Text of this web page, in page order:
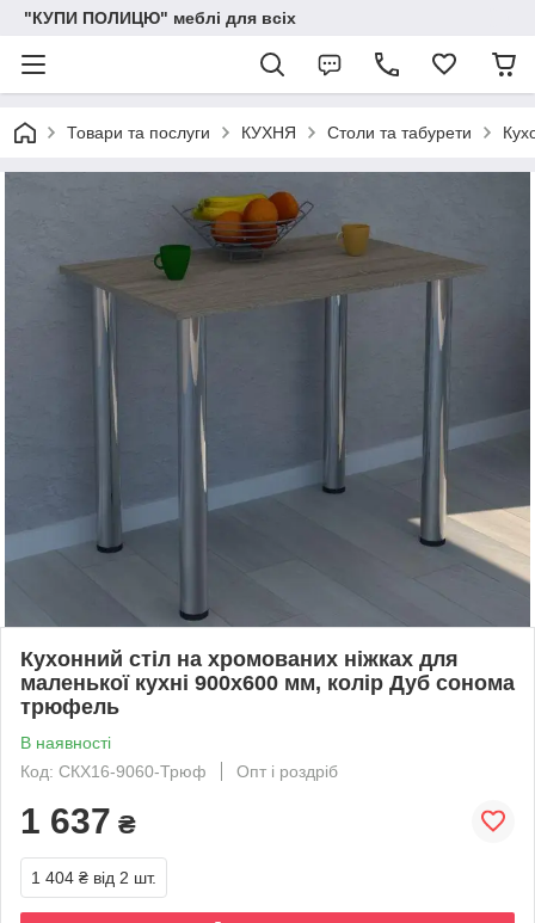
"КУПИ ПОЛИЦЮ" меблі для всіх
Товари та послуги КУХНЯ Столи та табурети
Кухонний стіл на хромованих ніжках для
маленької кухні 900х600 мм, колір Дуб сонома
трюфель
В наявності
Код: СКХ16-9060-Трюф
Опт і роздріб
1 637 ₴
1 404 ₴ від 2 шт.